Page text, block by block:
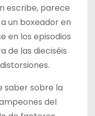
escribe, parece
un boxeador en
en los episodios
de las dieciséis
saber sobre la
del